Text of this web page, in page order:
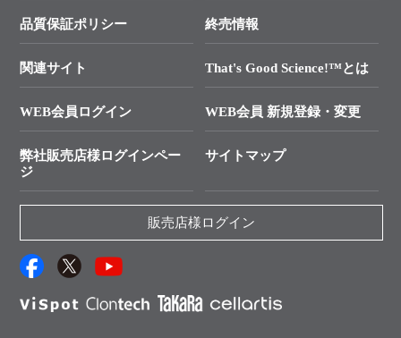
技術セミナーのご案内
タカラバイオ発表文献
SMARTer NGSポータルサイト
プライマー設計
制限酵素切断サイトの検索
ユーザーズボイス集
抗体検索サイト
├ 実験コンシェルジュ
├ 受託サービスお問い合わせ
資料請求 機器関連
資料請求 受託関連
資料請求 核酸抽出・精製カタログ
サンプル請求一覧
品質保証ポリシー 終売情報
関連サイト That's Good Science!™とは
WEB会員ログイン WEB会員 新規登録・変更
弊社販売店様ログインペー
ジ
サイトマップ
販売店様ログイン